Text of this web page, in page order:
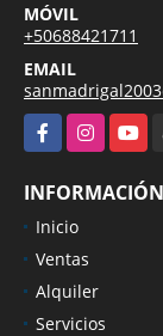
MÓVIL
+50688421711
EMAIL
FacebookInstagram
INFORMACIÓN
Inicio
Ventas
Alquiler
Servicios